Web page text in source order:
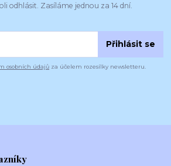
odhlásit. Zasíláme jednou za 14 dní.
Přihlásit se
osobních údajů za účelem rozesílky newsletteru.